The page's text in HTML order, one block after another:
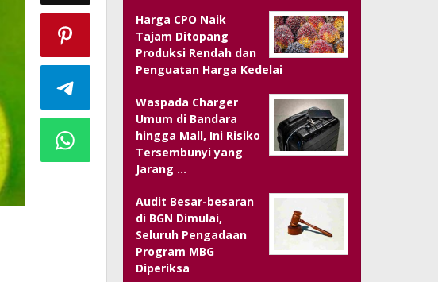
Harga CPO Naik
Tajam Ditopang
Produksi Rendah dan
Penguatan Harga Kedelai
Waspada Charger
Umum di Bandara
hingga Mall, Ini Risiko
Tersembunyi yang
Jarang …
Audit Besar-besaran
di BGN Dimulai,
Seluruh Pengadaan
Program MBG
Diperiksa